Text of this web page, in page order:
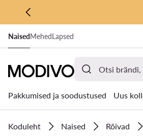
LIIGU PÕHISISU JUURDE
MINE OTSINGUSSE
NaisedMehedLapsed
Pakkumised ja soodustused Uus
Koduleht Naised Rõivad